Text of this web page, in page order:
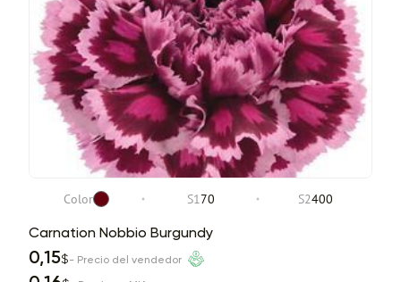
Color S170 S2400
Carnation Nobbio Burgundy
0,15$- Precio del vendedor